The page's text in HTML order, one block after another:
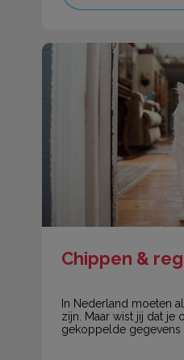
Chippen & registreren
In Nederland moeten
zijn. Maar wist jij dat
gekoppelde